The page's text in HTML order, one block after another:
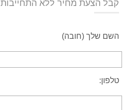
קבל הצעת מחיר ללא התחייבות
השם שלך (חובה)
טלפון: